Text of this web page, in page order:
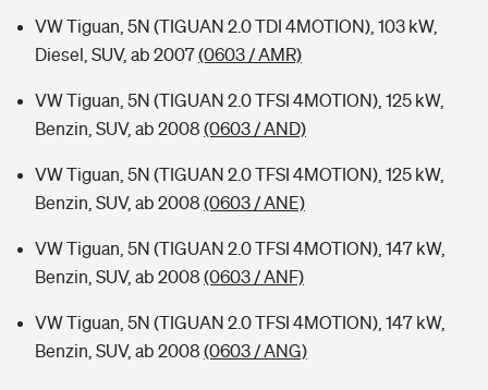
VW Tiguan, 5N (TIGUAN 2.0 TDI 4MOTION), 103 kW,
Diesel, SUV, ab 2007(0603 / AMR)
VW Tiguan, 5N (TIGUAN 2.0 TFSI 4MOTION), 125 kW,
Benzin, SUV, ab 2008 (0603 / AND)
VW Tiguan, 5N (TIGUAN 2.0 TFSI 4MOTION), 125 kW,
Benzin, SUV, ab 2008 (0603 / ANE)
VW Tiguan, 5N (TIGUAN 2.0 TFSI 4MOTION), 147 kW,
Benzin, SUV, ab 2008 (0603 / ANF)
VW Tiguan, 5N (TIGUAN 2.0 TFSI 4MOTION), 147 kW,
Benzin, SUV, ab 2008 (0603 / ANG)